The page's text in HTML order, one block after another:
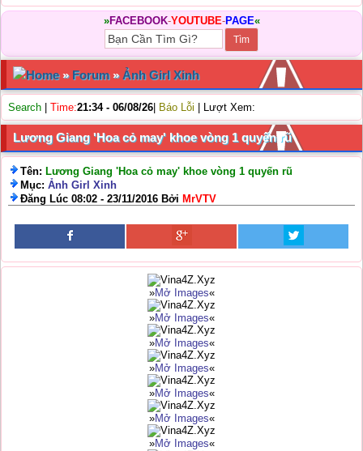
»FACEBOOK-YOUTUBE-PAGE«
Home» Forum»Ảnh Girl Xinh
Search Time:21:34 - 06/08/26 Báo Lỗi | Lượt Xem:
Lương Giang 'Hoa cỏ may' khoe vòng 1 quyến rũ
Tên: Lương Giang 'Hoa cỏ may' khoe vòng 1 quyến rũ
Mục: Ảnh Girl Xinh
Đăng Lúc 08:02 - 23/11/2016 Bởi MrVTV
»Mở Images«
»Mở Images«
»Mở Images«
»Mở Images«
»Mở Images«
»Mở Images«
»Mở Images«